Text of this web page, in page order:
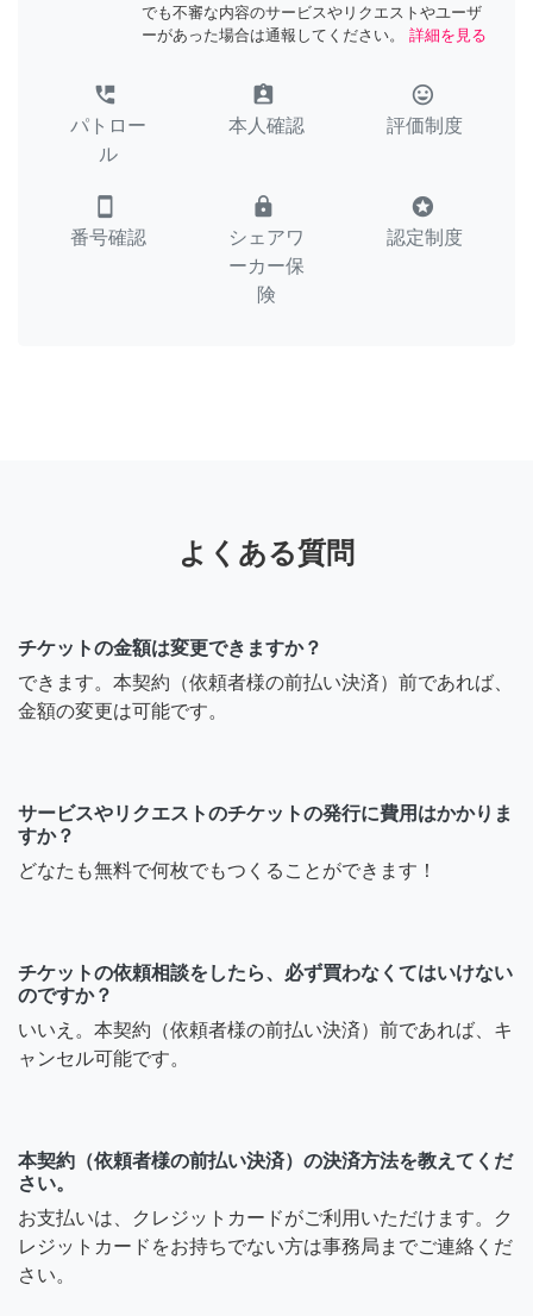
でも不審な内容のサービスやリクエストやユーザ
ーがあった場合は通報してください。
詳細を見る
perm_phone_msg
パトロー
ル
assignment_ind
本人確認
tag_faces
評価制度
smartphone
番号確認
lock
シェアワ
ーカー保
険
stars
認定制度
よくある質問
チケットの金額は変更できますか？
できます。本契約（依頼者様の前払い決済）前であれば、
金額の変更は可能です。
サービスやリクエストのチケットの発行に費用はかかりま
すか？
どなたも無料で何枚でもつくることができます！
チケットの依頼相談をしたら、必ず買わなくてはいけない
のですか？
いいえ。本契約（依頼者様の前払い決済）前であれば、キ
ャンセル可能です。
本契約（依頼者様の前払い決済）の決済方法を教えてくだ
さい。
お支払いは、クレジットカードがご利用いただけます。ク
レジットカードをお持ちでない方は事務局までご連絡くだ
さい。